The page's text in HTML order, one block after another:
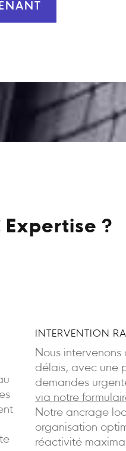
Expertise ?
INTERVENTION
Nous intervenons
délais, avec une
demandes
via notre
Notre ancrage
organisation
réactivité